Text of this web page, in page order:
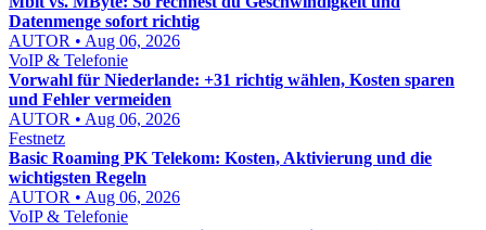
Datenmenge sofort richtig
AUTOR • Aug 06, 2026
VoIP & Telefonie
Vorwahl für Niederlande: +31 richtig wählen, Kosten sparen
und Fehler vermeiden
AUTOR • Aug 06, 2026
Festnetz
Basic Roaming PK Telekom: Kosten, Aktivierung und die
wichtigsten Regeln
AUTOR • Aug 06, 2026
VoIP & Telefonie